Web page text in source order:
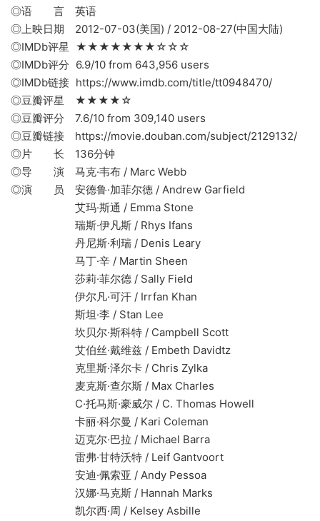
◎语 言 英语
◎上映日期 2012-07-03(美国) / 2012-08-27(中国大陆)
◎IMDb评星 ★★★★★★★☆☆☆
◎IMDb评分 6.9/10 from 643,956 users
◎IMDb链接 https://www.imdb.com/title/tt0948470/
◎豆瓣评星 ★★★★☆
◎豆瓣评分 7.6/10 from 309,140 users
◎豆瓣链接 https://movie.douban.com/subject/2129132/
◎片 长 136分钟
◎导 演 马克·韦布 / Marc Webb
◎演 员 安德鲁·加菲尔德 / Andrew Garfield
艾玛·斯通 / Emma Stone
瑞斯·伊凡斯 / Rhys Ifans
丹尼斯·利瑞 / Denis Leary
马丁·辛 / Martin Sheen
莎莉·菲尔德 / Sally Field
伊尔凡·可汗 / Irrfan Khan
斯坦·李 / Stan Lee
坎贝尔·斯科特 / Campbell Scott
艾伯丝·戴维兹 / Embeth Davidtz
克里斯·泽尔卡 / Chris Zylka
麦克斯·查尔斯 / Max Charles
C·托马斯·豪威尔 / C. Thomas Howell
卡丽·科尔曼 / Kari Coleman
迈克尔·巴拉 / Michael Barra
雷弗·甘特沃特 / Leif Gantvoort
安迪·佩索亚 / Andy Pessoa
汉娜·马克斯 / Hannah Marks
凯尔西·周 / Kelsey Asbille